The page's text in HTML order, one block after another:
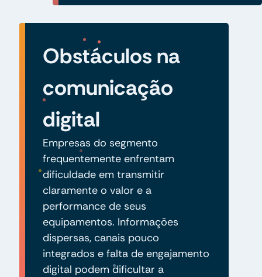
Obstáculos na
comunicação
digital
Empresas do segmento
frequentemente enfrentam
dificuldade em transmitir
claramente o valor e a
performance de seus
equipamentos. Informações
dispersas, canais pouco
integrados e falta de engajamento
digital podem dificultar a